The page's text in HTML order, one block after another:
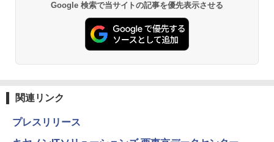
Google 検索で当サイトの記事を優先表示させる
関連リンク
プレスリリース